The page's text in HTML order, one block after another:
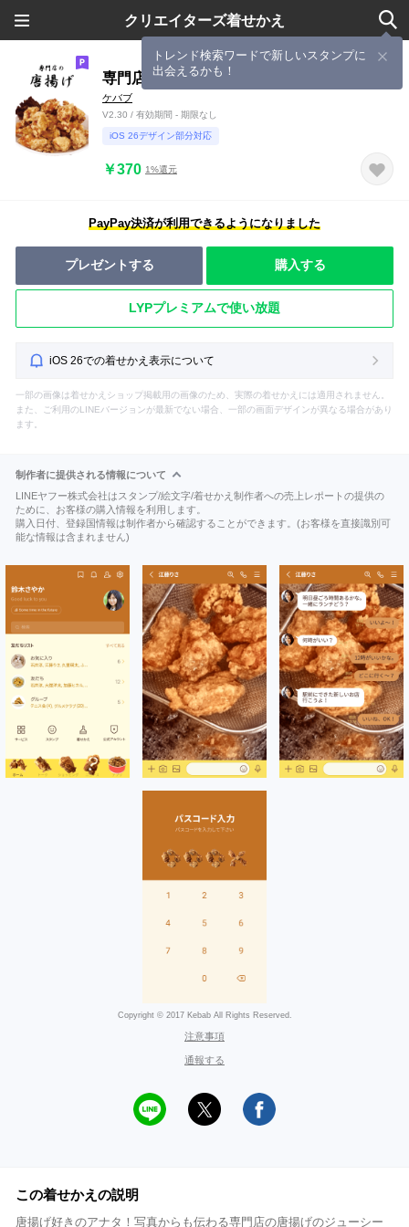
クリエイターズ着せかえ
トレンド検索ワードで新しいスタンプに
出会えるかも！
専門店の唐揚げ。
ケバブ
V2.30 / 有効期間 - 期限なし
iOS 26デザイン部分対応
￥370 1%還元
PayPay決済が利用できるようになりました
プレゼントする 購入する
LYPプレミアムで使い放題
iOS 26での着せかえ表示について
一部の画像は着せかえショップ掲載用の画像のため、実際の着せかえには適用されません。
また、ご利用のLINEバージョンが最新でない場合、一部の画面デザインが異なる場合があり
ます。
制作者に提供される情報について
LINEヤフー株式会社はスタンプ/絵文字/着せかえ制作者への売上レポートの提供の
ために、お客様の購入情報を利用します。
購入日付、登録国情報は制作者から確認することができます。(お客様を直接識別可
能な情報は含まれません)
Copyright © 2017 Kebab All Rights Reserved.
注意事項
通報する
この着せかえの説明
唐揚げ好きのアナタ！写真からも伝わる専門店の唐揚げのジューシー